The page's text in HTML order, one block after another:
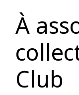
À
Club